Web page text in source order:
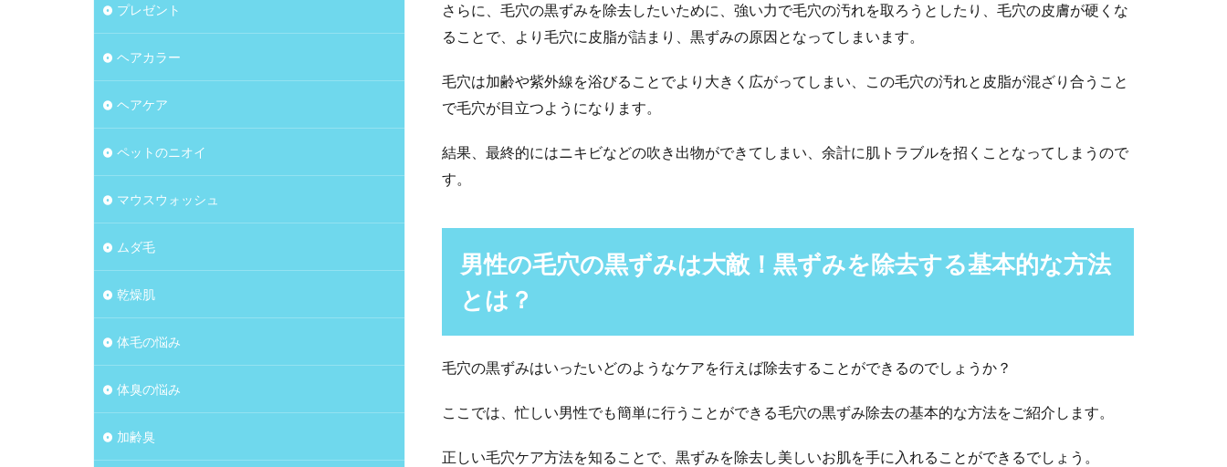
さらに、毛穴の黒ずみを除去したいために、強い力で毛穴の汚れを取ろうとしたり、毛穴の皮膚が硬くな
ることで、より毛穴に皮脂が詰まり、黒ずみの原因となってしまいます。
毛穴は加齢や紫外線を浴びることでより大きく広がってしまい、この毛穴の汚れと皮脂が混ざり合うこと
で毛穴が目立つようになります。
結果、最終的にはニキビなどの吹き出物ができてしまい、余計に肌トラブルを招くことなってしまうので
す。
男性の毛穴の黒ずみは大敵！黒ずみを除去する基本的な方法
とは？
毛穴の黒ずみはいったいどのようなケアを行えば除去することができるのでしょうか？
ここでは、忙しい男性でも簡単に行うことができる毛穴の黒ずみ除去の基本的な方法をご紹介します。
正しい毛穴ケア方法を知ることで、黒ずみを除去し美しいお肌を手に入れることができるでしょう。
プレゼント
ヘアカラー
ヘアケア
ペットのニオイ
マウスウォッシュ
ムダ毛
乾燥肌
体毛の悩み
体臭の悩み
加齢臭